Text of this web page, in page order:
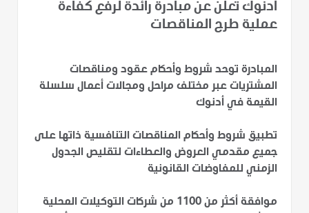
أدنوك تعلن عن مبادرة رائدة لرفع كفاءة
عملية طرح المناقصات
المبادرة توحد شروط وأحكام عقود ومناقصات
المشتريات عبر مختلف مراحل ومجالات أعمال سلسلة
القيمة في أدنوك
تطبيق شروط وأحكام المناقصات التنافسية ذاتها على
جميع مقدمي العروض والعطاءات لتقليص الجدول
الزمني للمفاوضات القانونية
موافقة أكثر من 1100 من شركات التوكيلات المحلية